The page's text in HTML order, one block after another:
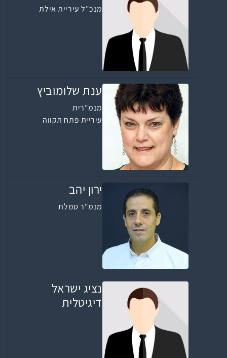
מנכ"ל עיריית אילת
ענת שלומוביץ
מנמ"רית
עיריית פתח תקווה
ירון יהב
מנמ"ר סמלת
נציג ישראל
דיגיטלית